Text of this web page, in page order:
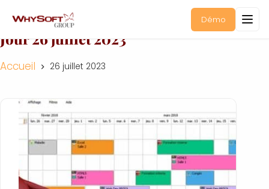
Démo
Jour26 juillet 2023
Accueil 26 juillet 2023